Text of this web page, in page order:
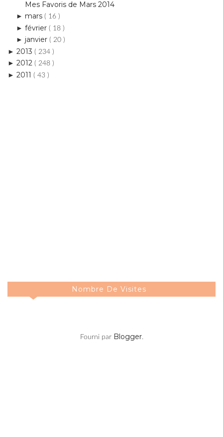
janvier( 20 )
2013( 234 )
2012( 248 )
2011( 43 )